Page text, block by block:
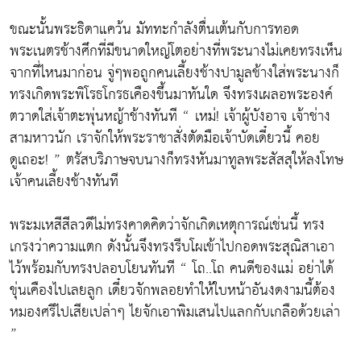
ขณะนั้นพระธิดาแคว้น มัททะกำลังตื่นเต้นกับการทอด
พระเนตรช้างศึกที่มีขนาดใหญ่โตอย่างที่พระนางไม่เคยทรงเห็น
จากที่ไหนมาก่อน จู่ๆพอถูกคนเลี้ยงช้างปามูลช้างใส่พระนางก็
ทรงเกิดพระพิโรธโกรธเคืองขึ้นมาทันใด จึงทรงเผลอพระองค์
ตวาดใส่เจ้าตะพุ่นหญ้าช้างทันที “ เหม่! เจ้าผู้บังอาจ เจ้าช่าง
สามหาวนัก เราจักให้พระราชาสั่งตัดมือเจ้าบัดเดี๋ยวนี้ คอย
ดูเถอะ! ” ตรัสบริภาษจบนางก็ทรงหันมาทูลพระสัสสุให้ลงโทษ
เจ้าคนเลี้ยงช้างทันที
พระมเหสีสีลวดีไม่ทรงคาดคิดว่าจักเกิดเหตุการณ์เช่นนี้ ทรง
เกรงว่าความแตก ดังนั้นจึงทรงรีบโผเข้าไปกอดพระสุณิสาเอา
ไว้พร้อมกับทรงปลอบโยนทันที “ โถ..โถ คนดีของแม่ อย่าได้
ขุ่นเคืองไปเลยลูก เดี๋ยวจักพลอยทำให้ใบหน้าอันงดงามนี้ต้อง
หมองศรีไปเสียเปล่าๆ ไยจักเอาพิมเสนไปแลกกับเกลือด้วยเล่า
”